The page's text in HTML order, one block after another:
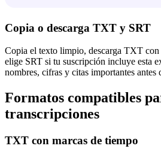
Copia o descarga TXT y SRT
Copia el texto limpio, descarga TXT con
elige SRT si tu suscripción incluye esta
nombres, cifras y citas importantes antes
Formatos compatibles
transcripciones
TXT con marcas de tiempo